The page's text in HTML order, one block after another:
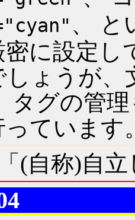
、 と
に設定し
しょうが、
タグの管
っています
(自称)自